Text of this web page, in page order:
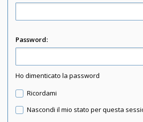
Password:
Ho dimenticato la password
Ricordami
Nascondi il mio stato per questa